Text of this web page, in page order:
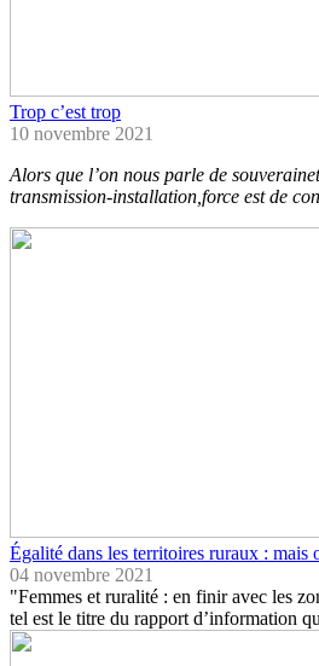
Trop c’est trop
10 novembre 2021
Alors que l’on nous parle de
transmission-installation,force est de
Égalité dans les territoires ruraux : mais
04 novembre 2021
"Femmes et ruralité : en finir avec les
tel est le titre du rapport d’information